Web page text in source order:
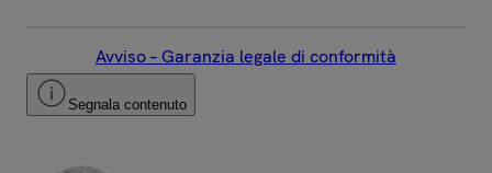
Avviso – Garanzia legale di conformità
Segnala contenuto